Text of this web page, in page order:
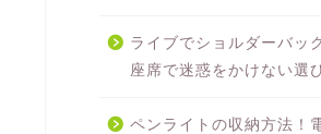
ライブでショルダーバッ
座席で迷惑をかけない選
ペンライトの収納方法！